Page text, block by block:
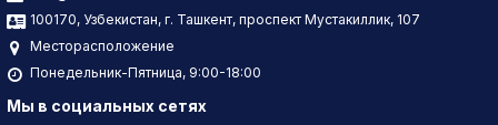
100170, Узбекистан, г. Ташкент, проспект Мустакиллик, 107
Месторасположение
Понедельник-Пятница, 9:00-18:00
Мы в социальных сетях